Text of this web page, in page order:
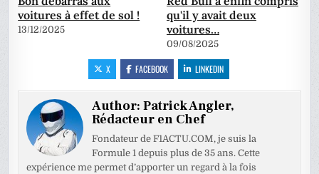
voitures à effet de sol !
13/12/2025
qu'il y avait deux
voitures…
09/08/2025
X FACEBOOK LINKEDIN
Author:Patrick Angler,
Rédacteur en Chef
Fondateur de F1ACTU.COM, je suis la
Formule 1 depuis plus de 35 ans. Cette
expérience me permet d’apporter un regard à la fois